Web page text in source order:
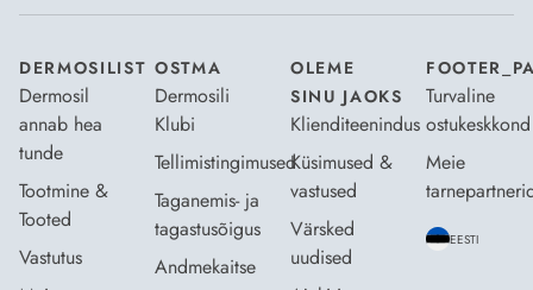
DERMOSILIST
Dermosil
annab hea
tunde
Tootmine &
Tooted
Vastutus
OSTMA
Dermosili
Klubi
Tellimistingimused
Taganemis- ja
tagastusõigus
Andmekaitse
OLEME
SINU JAOKS
Klienditeenindus
Küsimused &
vastused
Värsked
uudised
Turvaline
ostukeskkond
Meie
EESTI